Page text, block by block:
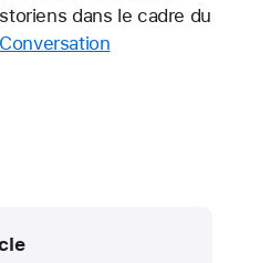
dans le cadre du